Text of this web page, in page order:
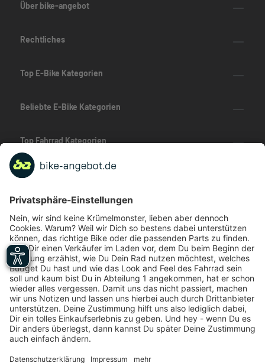
Über bike-angebot
Rechtliches
Top E-Bike Kategorien
Beliebte E-Bike Kategorien
Top Fahrrad Kategorien
Beliebte Fahrrad-Kategorien
Marken-Highlights
TOP-Marken
ZAHLUNGSARTEN / RATENKAUF
FÜR ARBEITGEBER & ARBEITNEHMER